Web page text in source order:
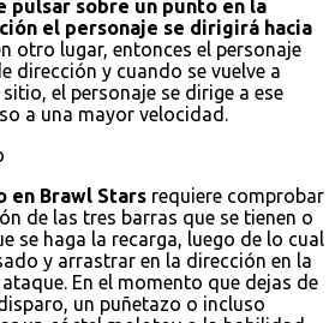
pulsar sobre un punto en la
el personaje se dirigirá hacia
otro lugar, entonces el personaje
dirección y cuando se vuelve a
el personaje se dirige a ese
a una mayor velocidad.
en Brawl Stars requiere comprobar
de las tres barras que se tienen o
se haga la recarga, luego de lo cual
y arrastrar en la dirección en la
En el momento que dejas de
un puñetazo o incluso